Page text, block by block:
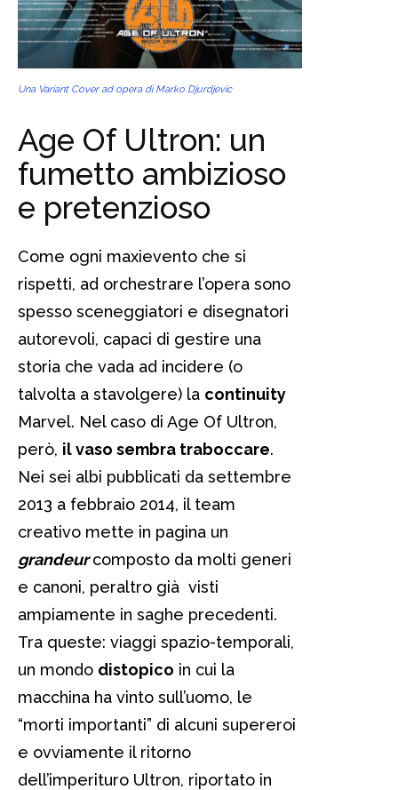
Una Variant Cover ad opera di Marko Djurdjevic
Age Of Ultron: un
fumetto ambizioso
e pretenzioso
Come ogni maxievento che si
rispetti, ad orchestrare l’opera sono
spesso sceneggiatori e disegnatori
autorevoli, capaci di gestire una
storia che vada ad incidere (o
talvolta a stavolgere) la continuity
Marvel. Nel caso di Age Of Ultron,
però, il vaso sembra traboccare.
Nei sei albi pubblicati da settembre
2013 a febbraio 2014, il team
creativo mette in pagina un
grandeur composto da molti generi
e canoni, peraltro già visti
ampiamente in saghe precedenti.
Tra queste: viaggi spazio-temporali,
un mondo distopico in cui la
macchina ha vinto sull’uomo, le
“morti importanti” di alcuni supereroi
e ovviamente il ritorno
dell’imperituro Ultron, riportato in